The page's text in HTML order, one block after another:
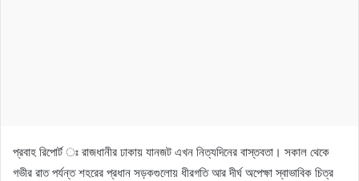
প্রবাহ রিপোর্ট ঃ রাজধানীর ঢাকায় যানজট এখন নিত্যদিনের বাস্তবতা। সকাল থেকে
গভীর রাত পর্যন্ত শহরের প্রধান সড়কগুলোয় ধীরগতি আর দীর্ঘ অপেক্ষা স্বাভাবিক চিত্র